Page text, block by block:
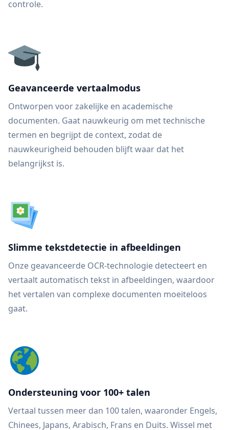
controle.
Geavanceerde vertaalmodus
Ontworpen voor zakelijke en academische
documenten. Gaat nauwkeurig om met technische
termen en begrijpt de context, zodat de
nauwkeurigheid behouden blijft waar dat het
belangrijkst is.
Slimme tekstdetectie in afbeeldingen
Onze geavanceerde OCR-technologie detecteert en
vertaalt automatisch tekst in afbeeldingen, waardoor
het vertalen van complexe documenten moeiteloos
gaat.
Ondersteuning voor 100+ talen
Vertaal tussen meer dan 100 talen, waaronder Engels,
Chinees, Japans, Arabisch, Frans en Duits. Wissel met